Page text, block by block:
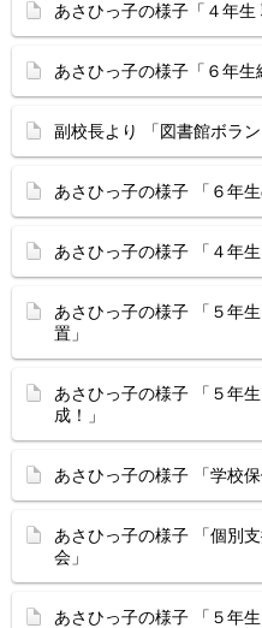
あさひっ子の様子「４年生
あさひっ子の様子「６年生
副校長より 「図書館ボラン
あさひっ子の様子 「６年生
あさひっ子の様子 「４年
あさひっ子の様子 「５年
置」
あさひっ子の様子 「５年
成！」
あさひっ子の様子 「学校保
あさひっ子の様子 「個別
会」
あさひっ子の様子 「５年生